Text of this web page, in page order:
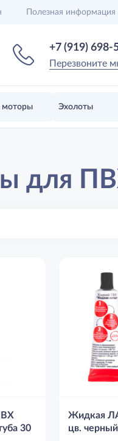
Полезная информация
+7 (919) 698-
Перезвоните
моторы Эхолоты
для
30
Жидкая
цв. черный